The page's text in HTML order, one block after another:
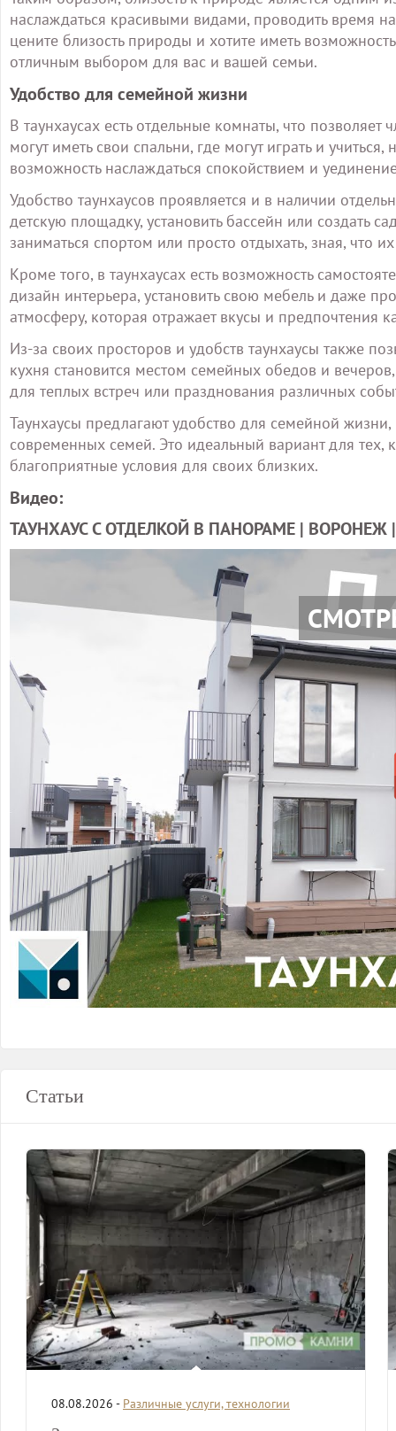
наслаждаться красивыми видами, проводить время
цените близость природы и хотите иметь
отличным выбором для вас и вашей семьи.
Удобство для семейной жизни
В таунхаусах есть отдельные комнаты, что
могут иметь свои спальни, где могут играть и
возможность наслаждаться спокойствием и
Удобство таунхаусов проявляется и в наличии
детскую площадку, установить бассейн или создать
заниматься спортом или просто отдыхать, зная, что
Кроме того, в таунхаусах есть возможность
дизайн интерьера, установить свою мебель и даже
атмосферу, которая отражает вкусы и предпочтения
Из-за своих просторов и удобств таунхаусы также
кухня становится местом семейных обедов и
для теплых встреч или празднования различных
Таунхаусы предлагают удобство для семейной
современных семей. Это идеальный вариант для тех,
благоприятные условия для своих близких.
Видео:
ТАУНХАУС С ОТДЕЛКОЙ В ПАНОРАМЕ |
Статьи
08.08.2026 - Различные услуги, технологии